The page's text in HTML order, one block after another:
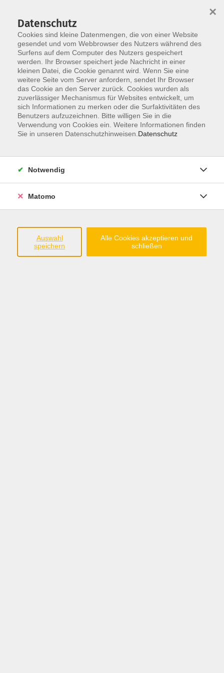
Skip to main content
Der Kurs konnte nicht gefunden werden.
im Landkreis Grafschaft Bentheim e.V.
Steinmaate 2
Datenschutz
Cookies sind kleine Datenmengen, die von einer Website
gesendet und vom Webbrowser des Nutzers während des
Surfens auf dem Computer des Nutzers gespeichert
werden. Ihr Browser speichert jede Nachricht in einer
kleinen Datei, die Cookie genannt wird. Wenn Sie eine
weitere Seite vom Server anfordern, sendet Ihr Browser
das Cookie an den Server zurück. Cookies wurden als
zuverlässiger Mechanismus für Websites entwickelt, um
sich Informationen zu merken oder die Surfaktivitäten des
Benutzers aufzuzeichnen. Bitte willigen Sie in die
Verwendung von Cookies ein. Weitere Informationen finden
Sie in unseren Datenschutzhinweisen. Datenschutz
×
Notwendig
Matomo
Auswahl
speichern
Alle Cookies akzeptieren und
schließen